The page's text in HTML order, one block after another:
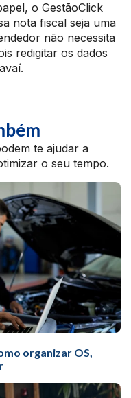
o GestãoClick
nota fiscal seja uma
não necessita
redigitar os dados
te ajudar a
o seu tempo.
organizar OS,